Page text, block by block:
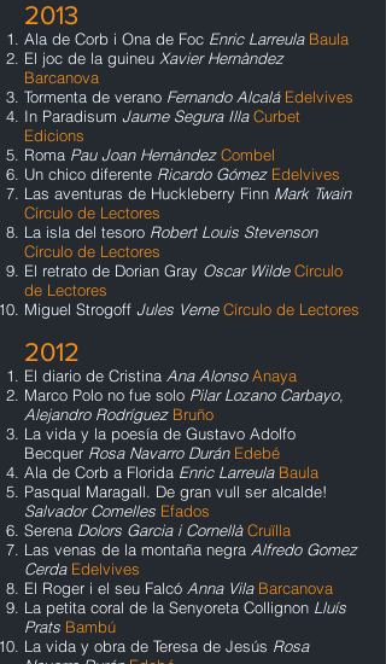
2013
Ala de Corb i Ona de Foc Enric LarreulaBaula
El joc de la guineu Xavier Hernàndez
Barcanova
Tormenta de verano Fernando Alcalá Edelvives
In Paradisum Jaume Segura IllaCurbet
Edicions
Roma Pau Joan Hernàndez Combel
Un chico diferente Ricardo Gómez Edelvives
Las aventuras de Huckleberry Finn Mark Twain
Círculo de Lectores
La isla del tesoro Robert Louis Stevenson
Círculo de Lectores
El retrato de Dorian Gray Oscar Wilde Círculo
de Lectores
Miguel Strogoff Jules VerneCírculo de Lectores
2012
El diario de Cristina Ana AlonsoAnaya
Marco Polo no fue solo Pilar Lozano Carbayo,
Alejandro Rodríguez Bruño
La vida y la poesía de Gustavo Adolfo
Becquer Rosa Navarro Durán Edebé
Ala de Corb a Florida Enric Larreula Baula
Pasqual Maragall. De gran vull ser alcalde!
Salvador Comelles Efados
Serena Dolors Garcia i CornellàCruïlla
Las venas de la montaña negra Alfredo Gomez
Cerda Edelvives
El Roger i el seu Falcó Anna Vila Barcanova
La petita coral de la Senyoreta Collignon Lluís
Prats Bambú
La vida y obra de Teresa de Jesús Rosa